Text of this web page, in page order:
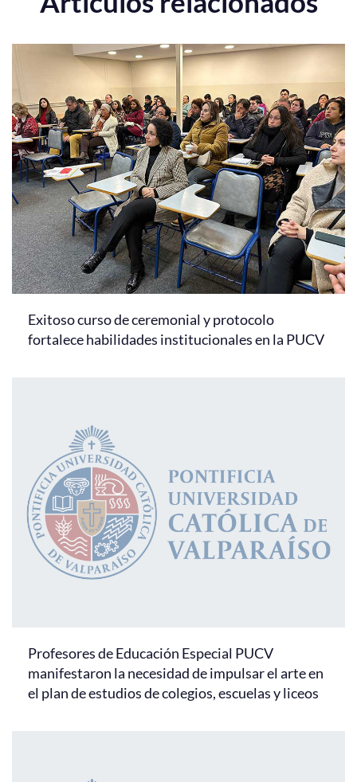
Exitoso curso de ceremonial y protocolo
fortalece habilidades institucionales en la PUCV
Profesores de Educación Especial PUCV
manifestaron la necesidad de impulsar el arte en
el plan de estudios de colegios, escuelas y liceos